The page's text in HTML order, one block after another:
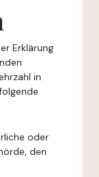
Erklärung
in
oder
den